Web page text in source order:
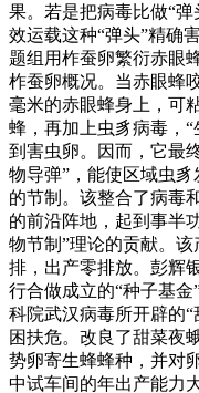
果。若是把病毒比做“
效运载这种“弹头”精确
题组用柞蚕卵繁衍赤眼
柞蚕卵概况。当赤眼蜂
毫米的赤眼蜂身上，可
蜂，再加上虫豸病毒，
到害虫卵。因而，它最
物导弹”，能使区域虫
的节制。该整合了病毒
的前沿阵地，起到事半
物节制”理论的贡献。
排，出产零排放。彭辉
行合做成立的“种子基金
科院武汉病毒所开辟的
困扶危。改良了甜菜夜
势卵寄生蜂蜂种，并对
中试车间的年出产能力